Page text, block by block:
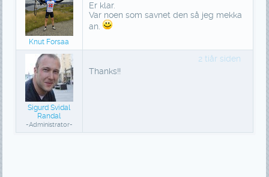
Knut Forsaa
Er klar.
Var noen som savnet den så jeg mekka
an.
Sigurd Svidal
Randal
-Administrator-
2 tiår siden
Thanks!!